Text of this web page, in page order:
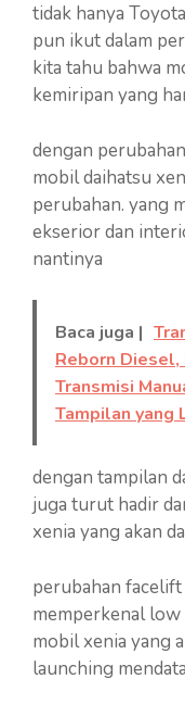
tidak hanya
pun ikut dalam
kita tahu bahwa
kemiripan yang
dengan
mobil daihatsu
perubahan. yang
ekserior dan
nantinya
Baca juga |
Reborn Diesel,
Transmisi
Tampilan yang
dengan tampilan
juga turut hadir
xenia yang akan
perubahan
memperkenal
mobil xenia yang
launching